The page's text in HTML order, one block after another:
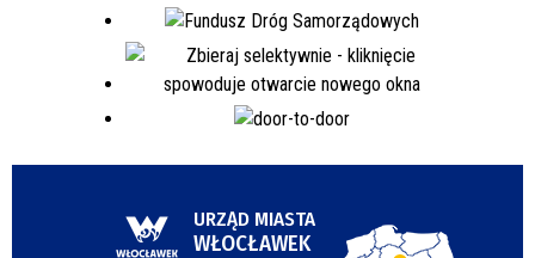
URZĄD MIASTA
WŁOCŁAWEK